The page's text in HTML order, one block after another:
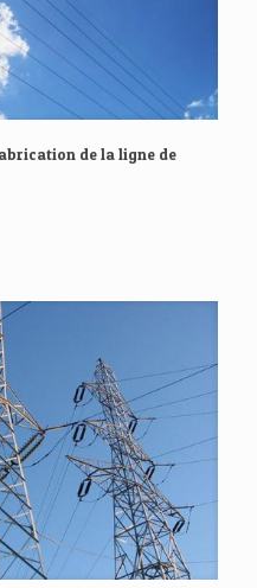
de la ligne de